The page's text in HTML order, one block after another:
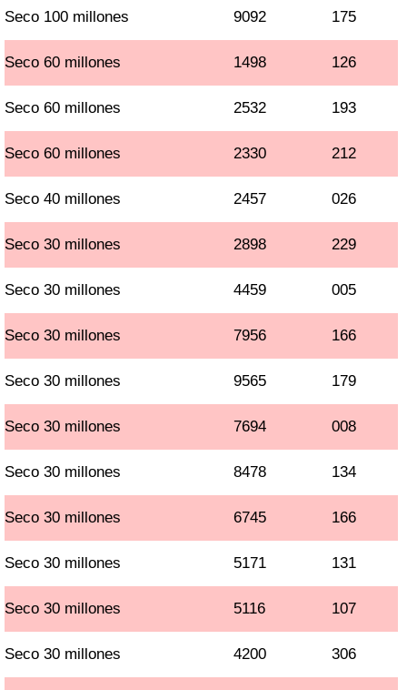
Seco 100 millones 9092 175
Seco 60 millones 1498 126
Seco 60 millones 2532 193
Seco 60 millones 2330 212
Seco 40 millones 2457 026
Seco 30 millones 2898 229
Seco 30 millones 4459 005
Seco 30 millones 7956 166
Seco 30 millones 9565 179
Seco 30 millones 7694 008
Seco 30 millones 8478 134
Seco 30 millones 6745 166
Seco 30 millones 5171 131
Seco 30 millones 5116 107
Seco 30 millones 4200 306